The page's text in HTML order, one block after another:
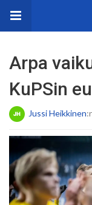
Arpa
KuPSin
Jussi Heikkinen